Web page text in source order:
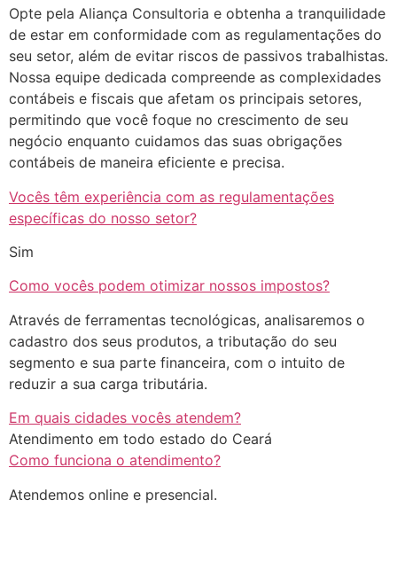
Opte pela Aliança Consultoria e obtenha a tranquilidade
de estar em conformidade com as regulamentações do
seu setor, além de evitar riscos de passivos trabalhistas.
Nossa equipe dedicada compreende as complexidades
contábeis e fiscais que afetam os principais setores,
permitindo que você foque no crescimento de seu
negócio enquanto cuidamos das suas obrigações
contábeis de maneira eficiente e precisa.
Vocês têm experiência com as regulamentações
específicas do nosso setor?
Sim
Como vocês podem otimizar nossos impostos?
Através de ferramentas tecnológicas, analisaremos o
cadastro dos seus produtos, a tributação do seu
segmento e sua parte financeira, com o intuito de
reduzir a sua carga tributária.
Em quais cidades vocês atendem?
Atendimento em todo estado do Ceará
Como funciona o atendimento?
Atendemos online e presencial.